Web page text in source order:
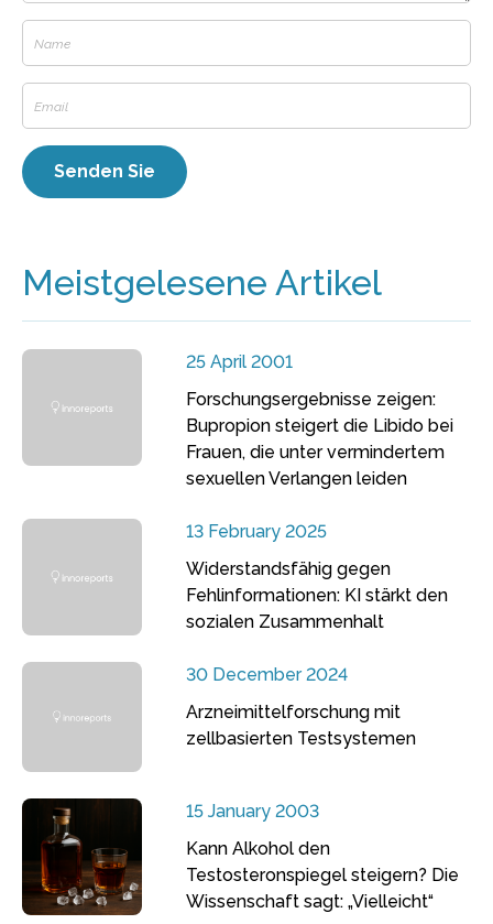
Meistgelesene Artikel
25 April 2001
Forschungsergebnisse zeigen:
Bupropion steigert die Libido bei
Frauen, die unter vermindertem
sexuellen Verlangen leiden
13 February 2025
Widerstandsfähig gegen
Fehlinformationen: KI stärkt den
sozialen Zusammenhalt
30 December 2024
Arzneimittelforschung mit
zellbasierten Testsystemen
15 January 2003
Kann Alkohol den
Testosteronspiegel steigern? Die
Wissenschaft sagt: „Vielleicht“